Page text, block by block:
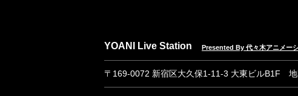
YOANI Live Station Presented By 代々木アニメー
〒169-0072 新宿区大久保1-11-3 大東ビルB1F 地